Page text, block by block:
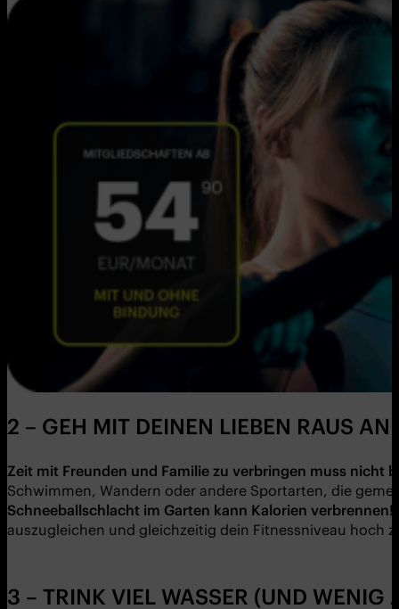
2 – GEH MIT DEINEN LIEBEN RAUS AN
Zeit mit Freunden und Familie zu verbringen muss nicht
Schwimmen, Wandern oder andere Sportarten, die
Schneeballschlacht im Garten kann Kalorien verbrennen!
auszugleichen und gleichzeitig dein Fitnessniveau hoch
3 – TRINK VIEL WASSER (UND WENIG